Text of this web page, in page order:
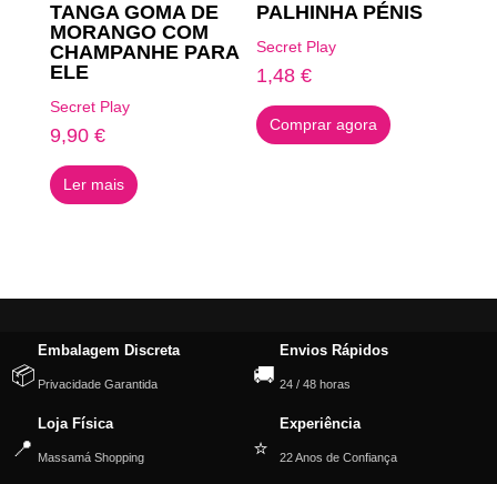
TANGA GOMA DE
MORANGO COM
CHAMPANHE PARA
ELE
Secret Play
9,90 €
Ler mais
PALHINHA PÉNIS
Secret Play
1,48€
Comprar agora
📦
Embalagem Discreta
Privacidade Garantida 🚚
Envios Rápidos
24 / 48 horas
📍
Loja Física
Massamá Shopping ⭐
Experiência
22 Anos de Confiança